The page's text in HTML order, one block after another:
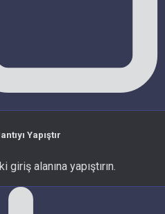
Yapıştır
giriş alanına yapıştırın.